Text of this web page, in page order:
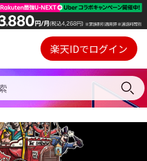
Webプレイヤー
ご契約内容の確認・変更
楽天IDでログイン